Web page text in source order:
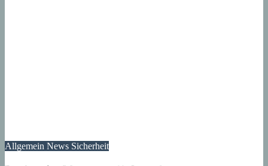
Allgemein News Sicherheit